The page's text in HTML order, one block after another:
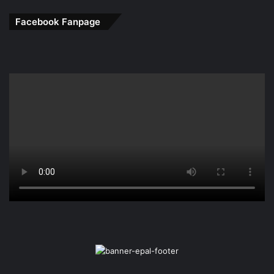
Nhưng trong iOS 11, biểu tượng màu xám chỉ có nghĩa
iPhone đã ngắt khỏi một trong hai kết nối. Trong thời điểm
đó, smartphone của người dùng vẫn đang tìm Wi-Fi hoặc
chạm vào một trong hai biểu tượng trong trung tâm điều
Facebook Fanpage